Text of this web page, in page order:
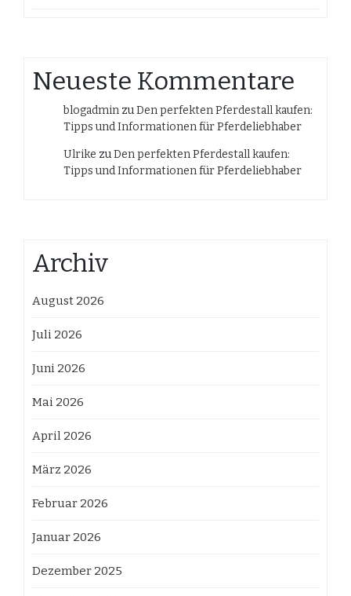
Neueste Kommentare
blogadmin zuDen perfekten Pferdestall kaufen:
Tipps und Informationen für Pferdeliebhaber
Ulrike zuDen perfekten Pferdestall kaufen:
Tipps und Informationen für Pferdeliebhaber
Archiv
August 2026
Juli 2026
Juni 2026
Mai 2026
April 2026
März 2026
Februar 2026
Januar 2026
Dezember 2025